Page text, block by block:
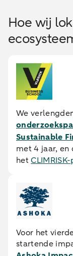
Hoe wij
We
Sustainable
met 4 jaar, en
het
Voor het
startende